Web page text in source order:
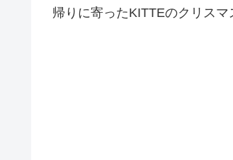
帰りに寄ったKITTEのクリスマ